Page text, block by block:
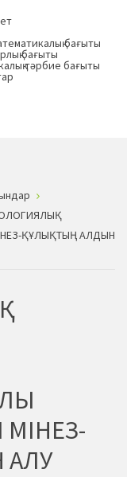
бағыты
бағыты
тәрбие бағыты
ҚҰЛЫҚТЫҢ АЛДЫН
МІНЕЗ-